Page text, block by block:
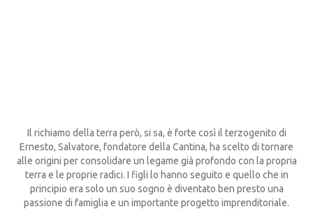
Il richiamo della terra però, si sa, è forte così il terzogenito di
Ernesto, Salvatore, fondatore della Cantina, ha scelto di tornare
alle origini per consolidare un legame già profondo con la propria
terra e le proprie radici. I figli lo hanno seguito e quello che in
principio era solo un suo sogno è diventato ben presto una
passione di famiglia e un importante progetto imprenditoriale.